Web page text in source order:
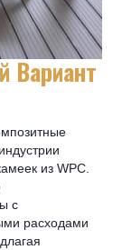
Вариант
из WPC.
с
расходами